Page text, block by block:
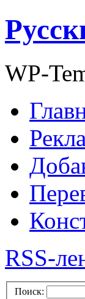
WP-
RSS-
Поиск: